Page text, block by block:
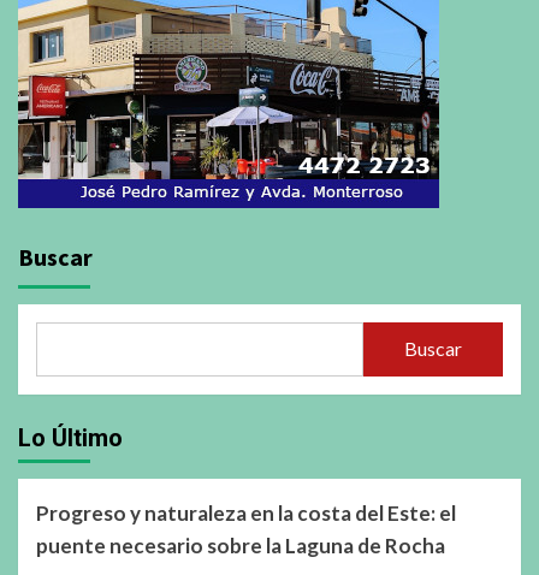
Buscar
Buscar
Lo Último
Progreso y naturaleza en la costa del Este: el
puente necesario sobre la Laguna de Rocha